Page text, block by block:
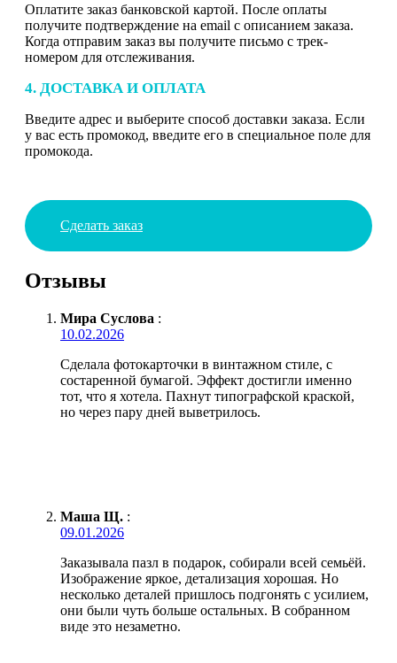
Оплатите заказ банковской картой. После оплаты
получите подтверждение на email с описанием заказа.
Когда отправим заказ вы получите письмо с трек-
номером для отслеживания.
4. ДОСТАВКА И ОПЛАТА
Введите адрес и выберите способ доставки заказа. Если
у вас есть промокод, введите его в специальное поле для
промокода.
Сделать заказ
Отзывы
Мира Суслова :
10.02.2026
Сделала фотокарточки в винтажном стиле, с
состаренной бумагой. Эффект достигли именно
тот, что я хотела. Пахнут типографской краской,
но через пару дней выветрилось.
Маша Щ. :
09.01.2026
Заказывала пазл в подарок, собирали всей семьёй.
Изображение яркое, детализация хорошая. Но
несколько деталей пришлось подгонять с усилием,
они были чуть больше остальных. В собранном
виде это незаметно.